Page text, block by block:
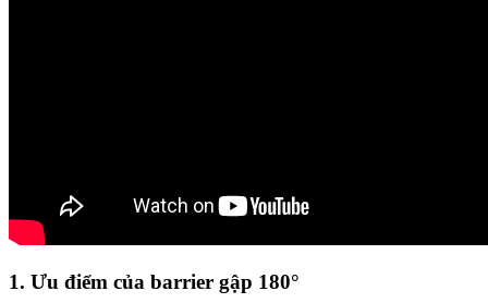
1. Ưu điểm của barrier gập 180°